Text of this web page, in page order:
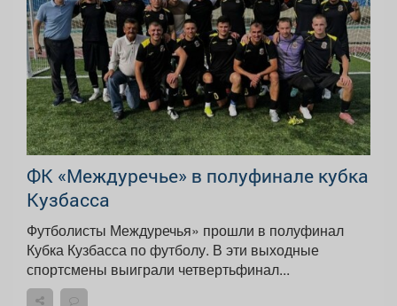
ФК «Междуречье» в полуфинале кубка
Кузбасса
Футболисты Междуречья» прошли в полуфинал
Кубка Кузбасса по футболу. В эти выходные
спортсмены выиграли четвертьфинал...